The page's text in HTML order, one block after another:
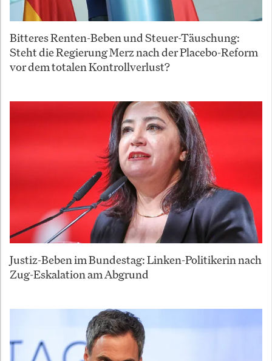
Bitteres Renten-Beben und Steuer-Täuschung:
Steht die Regierung Merz nach der Placebo-Reform
vor dem totalen Kontrollverlust?
Justiz-Beben im Bundestag: Linken-Politikerin nach
Zug-Eskalation am Abgrund